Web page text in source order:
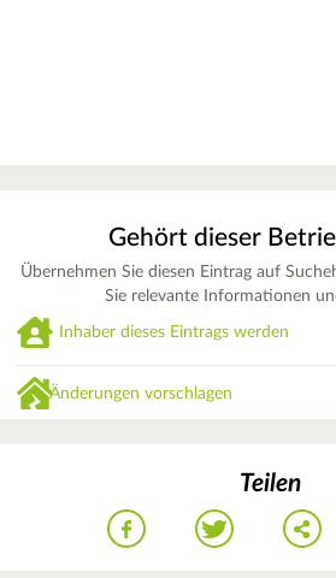
Gehört dieser
Übernehmen Sie diesen Eintrag auf
Sie relevante Informationen
Inhaber dieses Eintrags werden
Änderungen vorschlagen
Teilen